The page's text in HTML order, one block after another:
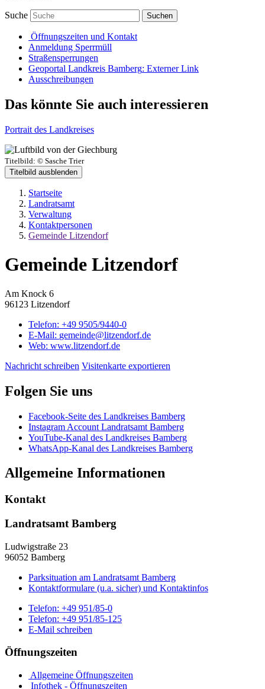
Suche Suchen
Öffnungszeiten und Kontakt
Anmeldung Sperrmüll
Straßensperrungen
Geoportal Landkreis Bamberg: Externer Link
Ausschreibungen
Das könnte Sie auch interessieren
Portrait des Landkreises
Titelbild: © Sasche Trier
Titelbild ausblenden
Startseite
Landratsamt
Verwaltung
Kontaktpersonen
Gemeinde Litzendorf
Gemeinde Litzendorf
Am Knock 6
96123 Litzendorf
Telefon: +49 9505/9440-0
E-Mail: gemeinde@litzendorf.de
Web: www.litzendorf.de
Nachricht schreiben Visitenkarte exportieren
Folgen Sie uns
Facebook-Seite des Landkreises Bamberg
Instagram Account Landratsamt Bamberg
YouTube-Kanal des Landkreises Bamberg
WhatsApp-Kanal des Landkreises Bamberg
Allgemeine Informationen
Kontakt
Landratsamt Bamberg
Ludwigstraße 23
96052 Bamberg
Parksituation am Landratsamt Bamberg
Kontaktformulare (u.a. sicher) und Kontaktinfos
Telefon: +49 951/85-0
Telefon: +49 951/85-125
E-Mail schreiben
Öffnungszeiten
Allgemeine Öffnungszeiten
Infothek - Öffnungszeiten